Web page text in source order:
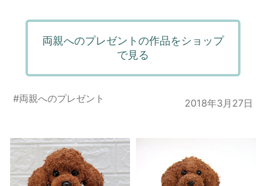
両親へのプレゼントの作品をショップ
で見る
#両親へのプレゼント 2018年3月27日